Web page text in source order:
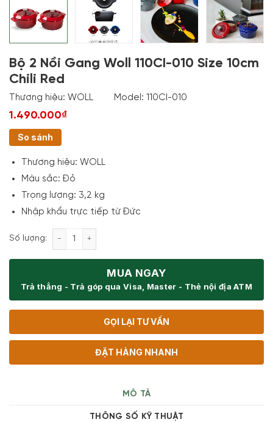
Bộ 2 Nồi Gang Woll 110CI-010 Size 10cm
Chili Red
Thương hiệu: WOLL Model: 110CI-010
1.490.000₫
So sánh
Thương hiệu: WOLL
Màu sắc: Đỏ
Trọng lượng: 3,2 kg
Nhập khẩu trực tiếp từ Đức
Số lượng: Bộ 2 Nồi Gang Woll 110CI-010 Size 10cm Chili Red
MUA NGAY
Trả thẳng - Trả góp qua Visa, Master - Thẻ nội địa ATM
GỌI LẠI TƯ VẤN
ĐẶT HÀNG NHANH
MÔ TẢ
THÔNG SỐ KỸ THUẬT